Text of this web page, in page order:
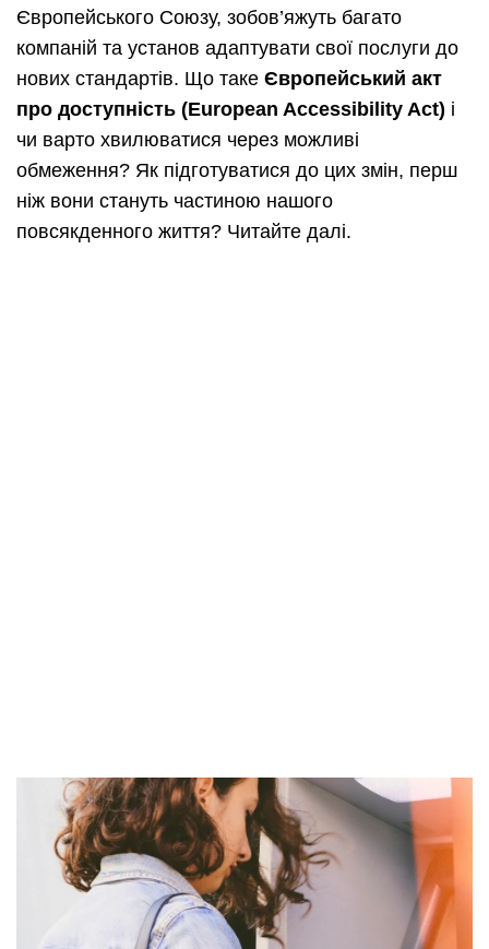
Європейського Союзу, зобов’яжуть багато
компаній та установ адаптувати свої послуги до
нових стандартів. Що таке Європейський акт
про доступність (European Accessibility Act) і
чи варто хвилюватися через можливі
обмеження? Як підготуватися до цих змін, перш
ніж вони стануть частиною нашого
повсякденного життя? Читайте далі.